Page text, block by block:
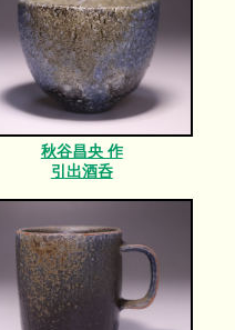
秋谷昌央 作
引出酒呑